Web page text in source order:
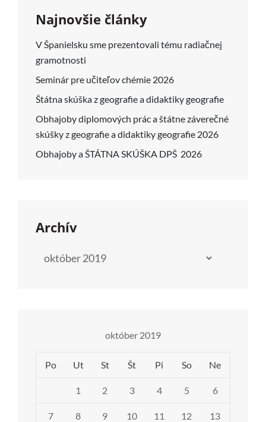
Najnovšie články
V Španielsku sme prezentovali tému radiačnej
gramotnosti
Seminár pre učiteľov chémie 2026
Štátna skúška z geografie a didaktiky geografie
Obhajoby diplomových prác a štátne záverečné
skúšky z geografie a didaktiky geografie 2026
Obhajoby a ŠTÁTNA SKÚŠKA DPŠ 2026
Archív
Archív
október 2019
Po Ut St Št Pi So Ne
1 2 3 4 5 6
7 8 9 10 11 12 13